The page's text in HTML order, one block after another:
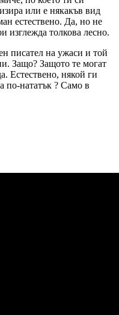
или е някакъв вид
естествено. Да, но не
изглежда толкова лесно.
писател на ужаси и той
Защо? Защото те могат
Естествено, някой ги
по-нататък ? Само в